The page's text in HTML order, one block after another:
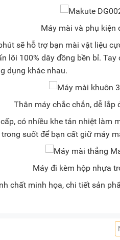
Máy mài và phụ kiện
sẽ hỗ trợ bạn mài vật liệu
lõi 100% dây đồng bền bỉ.
dụng khác nhau.
Thân máy chắc chắn, dễ lắp
có nhiều khe tản nhiệt làm
suốt để bạn cất giữ máy
Máy đi kèm hộp nhựa
chất minh họa, chi tiết sản